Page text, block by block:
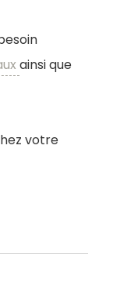
ainsi que
votre